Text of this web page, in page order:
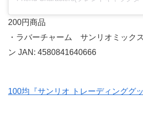
200円商品
・ラバーチャーム サンリオミック
ン JAN: 4580841640666
100均『サンリオ トレーディンググ